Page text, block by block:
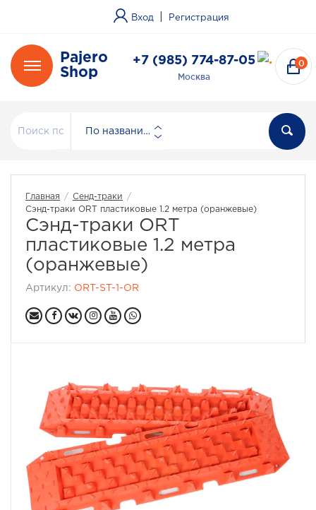
Вход Регистрация
Pajero
Shop
+7 (985) 774-87-05
Москва
0
По названию
Главная / Сенд-траки
/
Сэнд-траки ORT пластиковые 1.2 метра (оранжевые)
Сэнд-траки ORT
пластиковые 1.2 метра
(оранжевые)
Артикул: ORT-ST-1-OR